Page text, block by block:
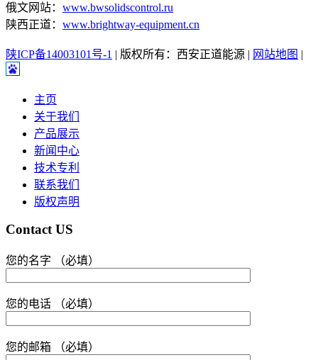
俄文网站： www.bwsolidscontrol.ru
陕西正道： www.brightway-equipment.cn
陕ICP备14003101号-1 | 版权所有：西安正道能源 | 网站地图 |
主页
关于我们
产品展示
新闻中心
技术专利
联系我们
版权声明
Contact US
您的名字 （必填）
您的电话 （必填）
您的邮箱 （必填）